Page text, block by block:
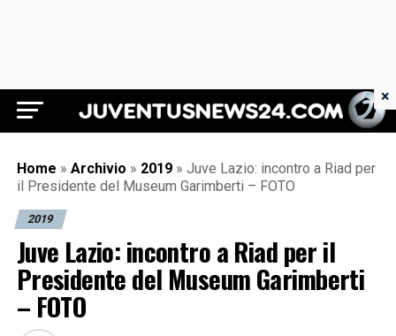
Juventus News 24
Home » Archivio » 2019 » Juve Lazio: incontro a Riad per
il Presidente del Museum Garimberti – FOTO
2019
Juve Lazio: incontro a Riad per il
Presidente del Museum Garimberti
– FOTO
×